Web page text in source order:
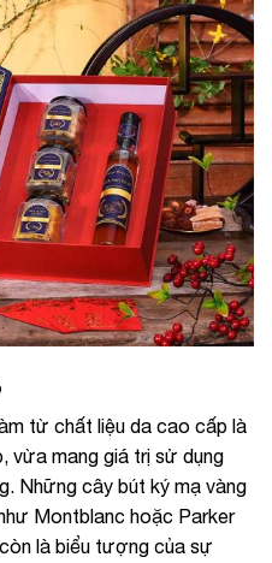
từ chất liệu da cao cấp là
vừa mang giá trị sử dụng
Những cây bút ký mạ vàng
Montblanc hoặc Parker
là biểu tượng của sự